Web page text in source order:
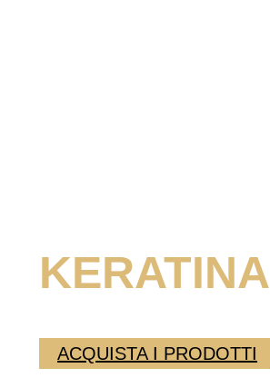
KERATINA
ACQUISTA I PRODOTTI